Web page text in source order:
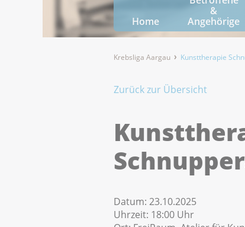
Home
&
Angehörige
Krebsliga Aargau Kunsttherapie
Zurück zur Übersicht
Datum: 23.10.2025
Uhrzeit: 18:00 Uhr